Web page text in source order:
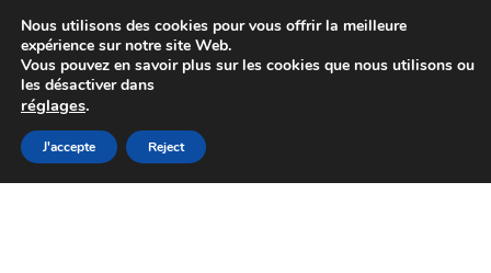
Colissimo livraison à partir de 7 EUR
Du lundi au vendredi de 9 h à 16 h
Aller
à
Aller
au
Nous utilisons des cookies pour vous offrir la meilleure
expérience sur notre site Web.
Vous pouvez en savoir plus sur les cookies que nous utilisons ou
les désactiver dans
réglages.
J'accepte Reject